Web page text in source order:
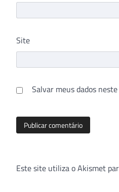
Site
Salvar meus dados
Este site utiliza o Akismet